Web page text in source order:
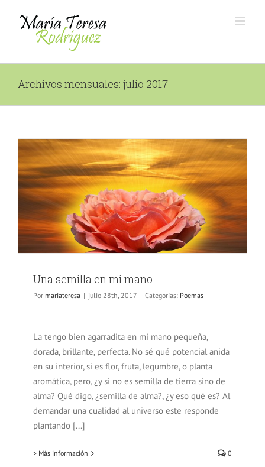
contenido
Archivos mensuales: julio 2017
Una semilla en mi mano
Por mariateresa | julio 28th, 2017 | Categorías: Poemas
La tengo bien agarradita en mi mano pequeña,
dorada, brillante, perfecta. No sé qué potencial anida
en su interior, si es flor, fruta, legumbre, o planta
aromática, pero, ¿y si no es semilla de tierra sino de
alma? Qué digo, ¿semilla de alma?, ¿y eso qué es? Al
demandar una cualidad al universo este responde
plantando [...]
> Más información 0